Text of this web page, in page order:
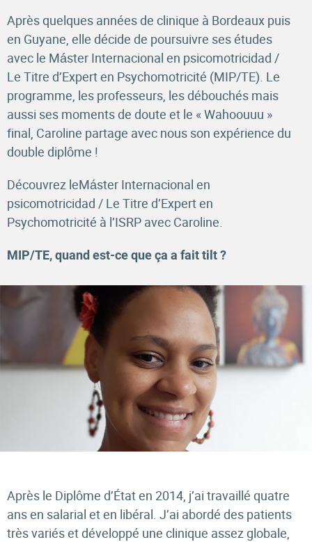
Après quelques années de clinique à Bordeaux puis
en Guyane, elle décide de poursuivre ses études
avec le Máster Internacional en psicomotricidad /
Le Titre d’Expert en Psychomotricité (MIP/TE). Le
programme, les professeurs, les débouchés mais
aussi ses moments de doute et le « Wahoouuu »
final, Caroline partage avec nous son expérience du
double diplôme !
Découvrez leMáster Internacional en
psicomotricidad / Le Titre d’Expert en
Psychomotricité à l’ISRP avec Caroline.
MIP/TE, quand est-ce que ça a fait tilt ?
Après le Diplôme d’État en 2014, j’ai travaillé quatre
ans en salarial et en libéral. J’ai abordé des patients
très variés et développé une clinique assez globale,